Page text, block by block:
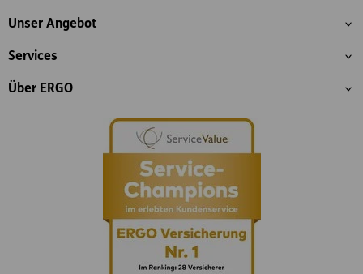
Inhaltsübersicht
Unser Angebot
Services
Über ERGO